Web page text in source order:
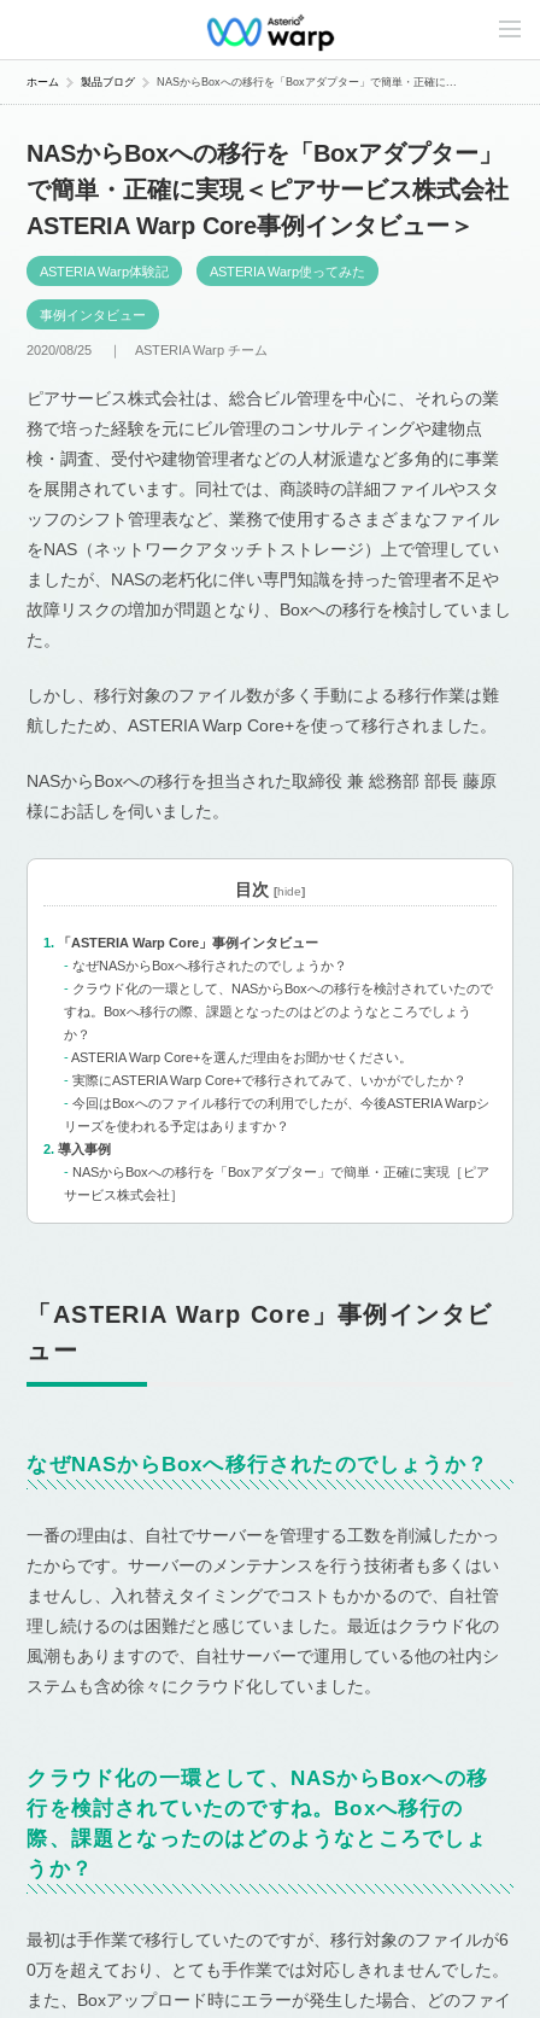
C
n
e
ホーム 製品ブログ NASからBoxへの移行を「Boxアダプター」で簡単・正確に...
NASからBoxへの移行を「Boxアダプター」
で簡単・正確に実現＜ピアサービス株式会社
ASTERIA Warp Core事例インタビュー＞
ASTERIA Warp体験記 ASTERIA Warp使ってみた
事例インタビュー
2020/08/25 ｜ASTERIA Warp チーム
ピアサービス株式会社は、総合ビル管理を中心に、それらの業
務で培った経験を元にビル管理のコンサルティングや建物点
検・調査、受付や建物管理者などの人材派遣など多角的に事業
を展開されています。同社では、商談時の詳細ファイルやスタ
ッフのシフト管理表など、業務で使用するさまざまなファイル
をNAS（ネットワークアタッチトストレージ）上で管理してい
ましたが、NASの老朽化に伴い専門知識を持った管理者不足や
故障リスクの増加が問題となり、Boxへの移行を検討していまし
た。
しかし、移行対象のファイル数が多く手動による移行作業は難
航したため、ASTERIA Warp Core+を使って移行されました。
NASからBoxへの移行を担当された取締役 兼 総務部 部長 藤原
様にお話しを伺いました。
目次 [hide]
「ASTERIA Warp Core」事例インタビュー
なぜNASからBoxへ移行されたのでしょうか？
クラウド化の一環として、NASからBoxへの移行を検討されていたので
すね。Boxへ移行の際、課題となったのはどのようなところでしょう
か？
ASTERIA Warp Core+を選んだ理由をお聞かせください。
実際にASTERIA Warp Core+で移行されてみて、いかがでしたか？
今回はBoxへのファイル移行での利用でしたが、今後ASTERIA Warpシ
リーズを使われる予定はありますか？
導入事例
NASからBoxへの移行を「Boxアダプター」で簡単・正確に実現［ピア
サービス株式会社］
「ASTERIA Warp Core」事例インタビ
ュー
なぜNASからBoxへ移行されたのでしょうか？
一番の理由は、自社でサーバーを管理する工数を削減したかっ
たからです。サーバーのメンテナンスを行う技術者も多くはい
ませんし、入れ替えタイミングでコストもかかるので、自社管
理し続けるのは困難だと感じていました。最近はクラウド化の
風潮もありますので、自社サーバーで運用している他の社内シ
ステムも含め徐々にクラウド化していました。
クラウド化の一環として、NASからBoxへの移
行を検討されていたのですね。Boxへ移行の
際、課題となったのはどのようなところでしょ
うか？
最初は手作業で移行していたのですが、移行対象のファイルが6
0万を超えており、とても手作業では対応しきれませんでした。
また、Boxアップロード時にエラーが発生した場合、どのファイ